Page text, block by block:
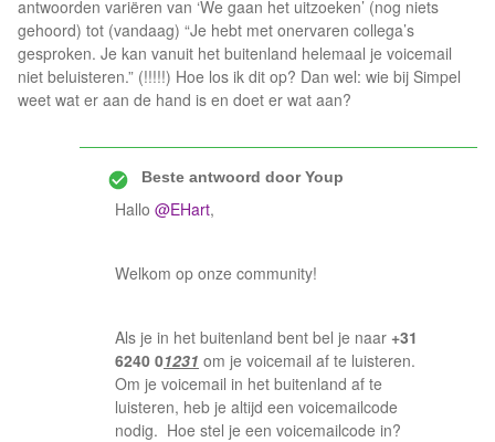
antwoorden variëren van ‘We gaan het uitzoeken’ (nog niets
gehoord) tot (vandaag) “Je hebt met onervaren collega’s
gesproken. Je kan vanuit het buitenland helemaal je voicemail
niet beluisteren.” (!!!!!) Hoe los ik dit op? Dan wel: wie bij Simpel
weet wat er aan de hand is en doet er wat aan?
Beste antwoord doorYoup
Hallo @EHart,
Welkom op onze community!
Als je in het buitenland bent bel je naar +31
6240 01231 om je voicemail af te luisteren.
Om je voicemail in het buitenland af te
luisteren, heb je altijd een voicemailcode
nodig. Hoe stel je een voicemailcode in?